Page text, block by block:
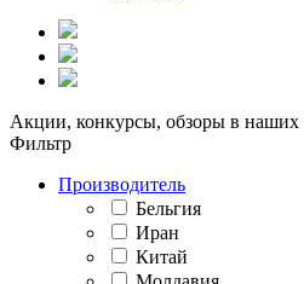
Акции, конкурсы, обзоры в наших
Фильтр
Производитель
Бельгия
Иран
Китай